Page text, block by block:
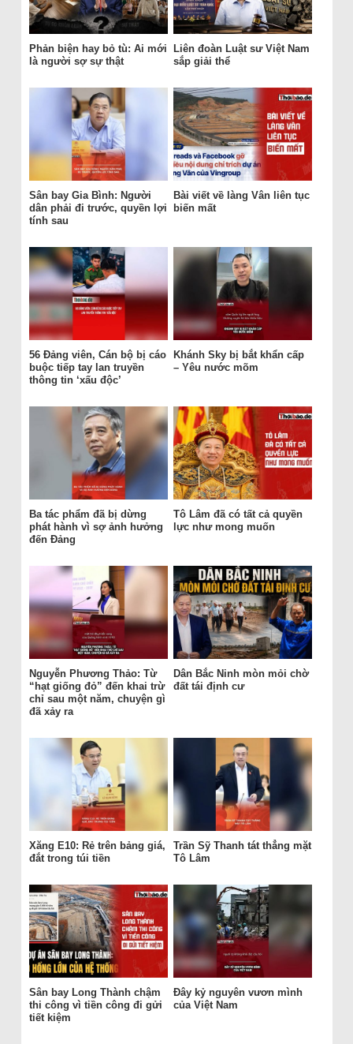
Phản biện hay bỏ tù: Ai mới
là người sợ sự thật
Liên đoàn Luật sư Việt Nam
sắp giải thể
Sân bay Gia Bình: Người
dân phải đi trước, quyền lợi
tính sau
Bài viết về làng Vân liên tục
biến mất
56 Đảng viên, Cán bộ bị cáo
buộc tiếp tay lan truyền
thông tin ‘xấu độc’
Khánh Sky bị bắt khẩn cấp
– Yêu nước mõm
Ba tác phẩm đã bị dừng
phát hành vì sợ ảnh hưởng
đến Đảng
Tô Lâm đã có tất cả quyền
lực như mong muốn
Nguyễn Phương Thảo: Từ
“hạt giống đỏ” đến khai trừ
chỉ sau một năm, chuyện gì
đã xảy ra
Dân Bắc Ninh mòn mỏi chờ
đất tái định cư
Xăng E10: Rẻ trên bảng giá,
đắt trong túi tiền
Trần Sỹ Thanh tát thẳng mặt
Tô Lâm
Sân bay Long Thành chậm
thi công vì tiền công đi gửi
tiết kiệm
Đây kỷ nguyên vươn mình
của Việt Nam